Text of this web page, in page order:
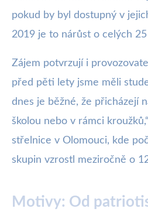
pokud by byl dostupný v
2019 je to nárůst o celých
Zájem potvrzují i
před pěti lety jsme měli
dnes je běžné, že přicházejí
školou nebo v rámci
střelnice v Olomouci, kde
skupin vzrostl meziročně o
Motivy: Od